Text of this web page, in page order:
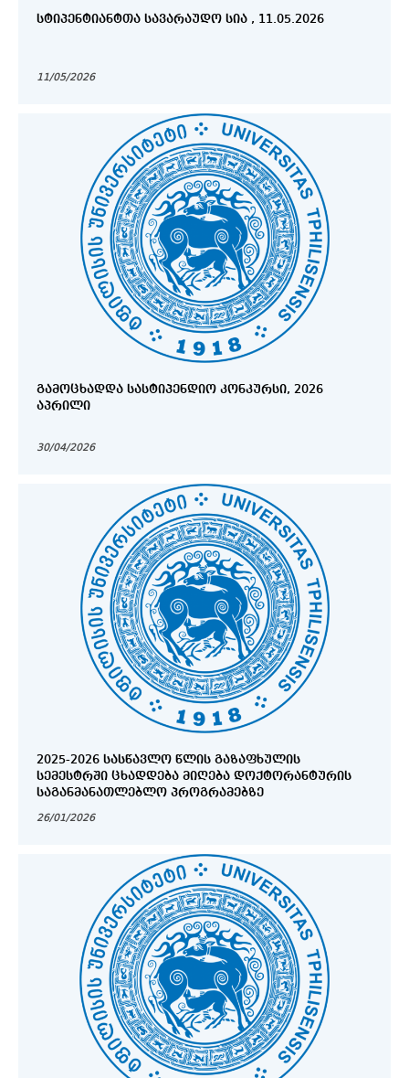
ᲡᲢᲘᲞᲔᲜᲢᲘᲐᲜᲢᲗᲐ ᲡᲐᲕᲐᲠᲐᲣᲓᲝ ᲡᲘᲐ , 11.05.2026
11/05/2026
ᲒᲐᲛᲝᲪᲮᲐᲓᲓᲐ ᲡᲐᲡᲢᲘᲞᲔᲜᲓᲘᲝ ᲙᲝᲜᲙᲣᲠᲡᲘ, 2026
ᲐᲞᲠᲘᲚᲘ
30/04/2026
2025-2026 ᲡᲐᲡᲬᲐᲕᲚᲝ ᲬᲚᲘᲡ ᲒᲐᲖᲐᲤᲮᲣᲚᲘᲡ
ᲡᲔᲛᲔᲡᲢᲠᲨᲘ ᲪᲮᲐᲓᲓᲔᲑᲐ ᲛᲘᲦᲔᲑᲐ ᲓᲝᲥᲢᲝᲠᲐᲜᲢᲣᲠᲘᲡ
ᲡᲐᲒᲐᲜᲛᲐᲜᲐᲗᲚᲔᲑᲚᲝ ᲞᲠᲝᲒᲠᲐᲛᲔᲑᲖᲔ
26/01/2026